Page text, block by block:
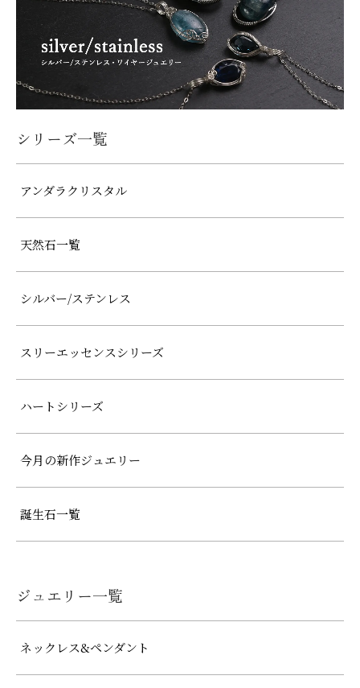
シリーズ一覧
アンダラクリスタル
天然石一覧
シルバー/ステンレス
スリーエッセンスシリーズ
ハートシリーズ
今月の新作ジュエリー
誕生石一覧
ジュエリー一覧
ネックレス&ペンダント